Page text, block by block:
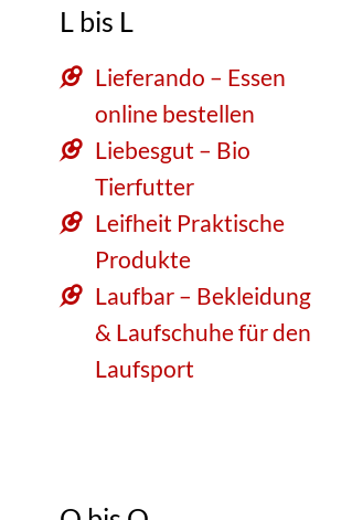
L bis L
Lieferando – Essen
online bestellen
Liebesgut – Bio
Tierfutter
Leifheit Praktische
Produkte
Laufbar – Bekleidung
& Laufschuhe für den
Laufsport